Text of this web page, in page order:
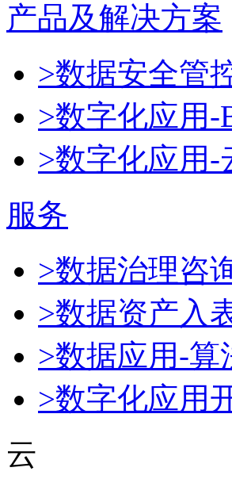
产品及解决方案
>数据安全管
>数字化应用-
>数字化应用-
服务
>数据治理咨
>数据资产入
>数据应用-
>数字化应用
云